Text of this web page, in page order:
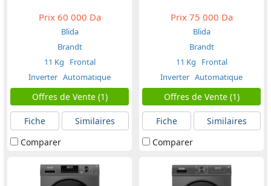
Prix60 000 Da
Blida
Brandt
11 Kg
Frontal
Inverter Automatique
Offres de Vente (1)
Fiche
Similaires
Comparer
Prix75 000 Da
Blida
Brandt
11 Kg
Frontal
Inverter Automatique
Offres de Vente (1)
Fiche
Similaires
Comparer